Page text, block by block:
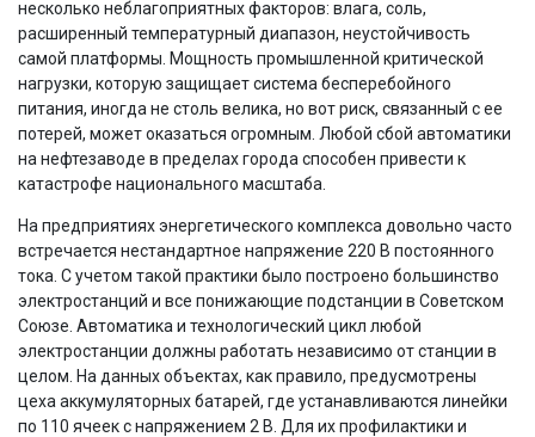
несколько неблагоприятных факторов: влага, соль,
расширенный температурный диапазон, неустойчивость
самой платформы. Мощность промышленной критической
нагрузки, которую защищает система бесперебойного
питания, иногда не столь велика, но вот риск, связанный с ее
потерей, может оказаться огромным. Любой сбой автоматики
на нефтезаводе в пределах города способен привести к
катастрофе национального масштаба.
На предприятиях энергетического комплекса довольно часто
встречается нестандартное напряжение 220 В постоянного
тока. С учетом такой практики было построено большинство
электростанций и все понижающие подстанции в Советском
Союзе. Автоматика и технологический цикл любой
электростанции должны работать независимо от станции в
целом. На данных объектах, как правило, предусмотрены
цеха аккумуляторных батарей, где устанавливаются линейки
по 110 ячеек с напряжением 2 В. Для их профилактики и